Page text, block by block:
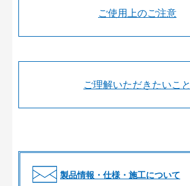
ご使用上のご注意
ご理解いただきたいこと
製品情報・仕様・施工について